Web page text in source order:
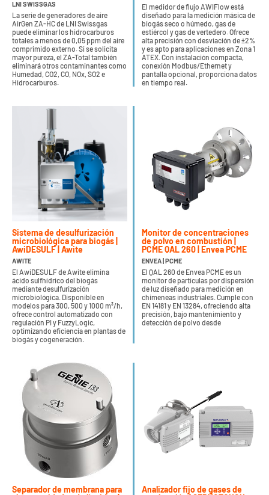
LNI SWISSGAS
La serie de generadores de aire
AirGen ZA-HC de LNI Swissgas
puede eliminar los hidrocarburos
totales a menos de 0,05 ppm del aire
comprimido externo. Si se solicita
mayor pureza, el ZA-Total también
eliminará otros contaminantes como
Humedad, CO2, CO, NOx, SO2 e
Hidrocarburos.
El medidor de flujo AWIFlow está
diseñado para la medición másica de
biogás seco o húmedo, gas de
estiércol y gas de vertedero. Ofrece
alta precisión con desviación de ±2%
y es apto para aplicaciones en Zona 1
ATEX. Con instalación compacta,
conexión Modbus/Ethernet y
pantalla opcional, proporciona datos
en tiempo real.
Sistema de desulfurización
microbiológica para biogás |
AwiDESULF | Awite
AWITE
El AwiDESULF de Awite elimina
ácido sulfhídrico del biogás
mediante desulfurización
microbiológica. Disponible en
modelos para 300, 500 y 1000 m³/h,
ofrece control automatizado con
regulación PI y FuzzyLogic,
optimizando eficiencia en plantas de
biogás y cogeneración.
Monitor de concentraciones
de polvo en combustión |
PCME QAL 260 | Envea PCME
ENVEA | PCME
El QAL 260 de Envea PCME es un
monitor de partículas por dispersión
de luz diseñado para medición en
chimeneas industriales. Cumple con
EN 14181 y EN 13284, ofreciendo alta
precisión, bajo mantenimiento y
detección de polvo desde
Separador de membrana para
Analizador fijo de gases de